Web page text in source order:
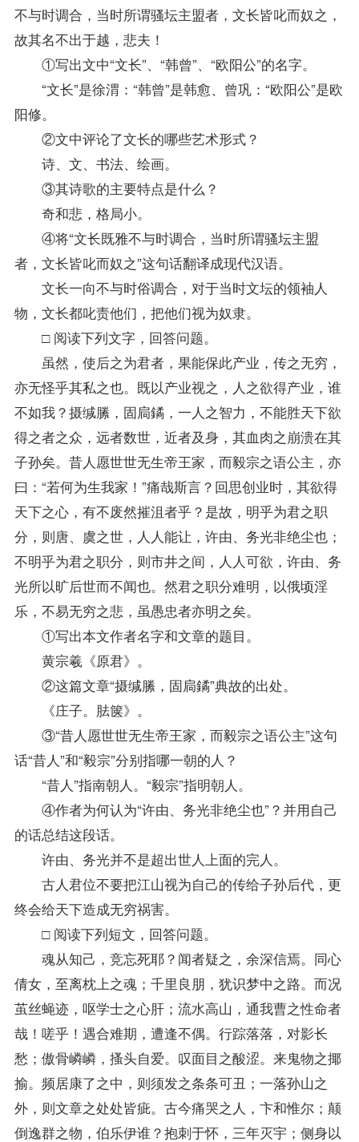
不与时调合，当时所谓骚坛主盟者，文长皆叱而奴之，
故其名不出于越，悲夫！
①写出文中“文长”、“韩曾”、“欧阳公”的名字。
“文长”是徐渭：“韩曾”是韩愈、曾巩：“欧阳公”是欧
阳修。
②文中评论了文长的哪些艺术形式？
诗、文、书法、绘画。
③其诗歌的主要特点是什么？
奇和悲，格局小。
④将“文长既雅不与时调合，当时所谓骚坛主盟
者，文长皆叱而奴之”这句话翻译成现代汉语。
文长一向不与时俗调合，对于当时文坛的领袖人
物，文长都叱责他们，把他们视为奴隶。
□ 阅读下列文字，回答问题。
虽然，使后之为君者，果能保此产业，传之无穷，
亦无怪乎其私之也。既以产业视之，人之欲得产业，谁
不如我？摄缄縢，固扃鐍，一人之智力，不能胜天下欲
得之者之众，远者数世，近者及身，其血肉之崩溃在其
子孙矣。昔人愿世世无生帝王家，而毅宗之语公主，亦
曰：“若何为生我家！”痛哉斯言？回思创业时，其欲得
天下之心，有不废然摧沮者乎？是故，明乎为君之职
分，则唐、虞之世，人人能让，许由、务光非绝尘也；
不明乎为君之职分，则市井之间，人人可欲，许由、务
光所以旷后世而不闻也。然君之职分难明，以俄顷淫
乐，不易无穷之悲，虽愚忠者亦明之矣。
①写出本文作者名字和文章的题目。
黄宗羲《原君》。
②这篇文章“摄缄縢，固扃鐍”典故的出处。
《庄子。胠箧》。
③“昔人愿世世无生帝王家，而毅宗之语公主”这句
话“昔人”和“毅宗”分别指哪一朝的人？
“昔人”指南朝人。“毅宗”指明朝人。
④作者为何认为“许由、务光非绝尘也”？并用自己
的话总结这段话。
许由、务光并不是超出世人上面的完人。
古人君位不要把江山视为自己的传给子孙后代，更
终会给天下造成无穷祸害。
□ 阅读下列短文，回答问题。
魂从知己，竞忘死耶？闻者疑之，余深信焉。同心
倩女，至离枕上之魂；千里良朋，犹识梦中之路。而况
茧丝蝇迹，呕学士之心肝；流水高山，通我曹之性命者
哉！嗟乎！遇合难期，遭逢不偶。行踪落落，对影长
愁；傲骨嶙嶙，搔头自爱。叹面目之酸涩。来鬼物之揶
揄。频居康了之中，则须发之条条可丑；一落孙山之
外，则文章之处处皆疵。古今痛哭之人，卞和惟尔；颠
倒逸群之物，伯乐伊谁？抱刺于怀，三年灭宇；侧身以